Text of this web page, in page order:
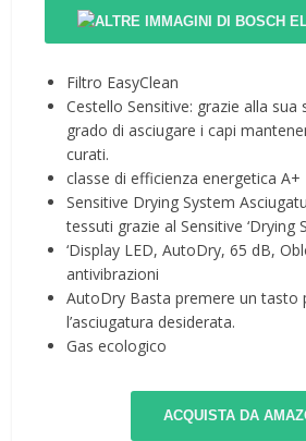
Filtro EasyClean
Cestello Sensitive: grazie alla sua
grado di asciugare i capi
curati.
classe di efficienza energetica A+
Sensitive Drying System
tessuti grazie al Sensitive ‘Drying
‘Display LED, AutoDry, 65 dB,
antivibrazioni
AutoDry Basta premere un tasto
l’asciugatura desiderata.
Gas ecologico
ACQUISTA DA